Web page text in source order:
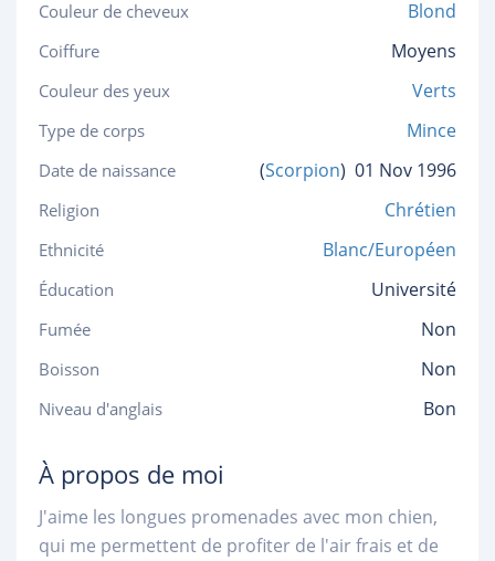
Couleur de cheveux Blond
Coiffure Moyens
Couleur des yeux Verts
Type de corps Mince
Date de naissance (Scorpion) 01 Nov 1996
Religion Chrétien
Ethnicité Blanc/Européen
Éducation Université
Fumée Non
Boisson Non
Niveau d'anglais Bon
À propos de moi
J'aime les longues promenades avec mon chien,
qui me permettent de profiter de l'air frais et de